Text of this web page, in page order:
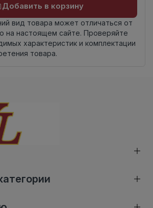
Добавить в корзину
вид товара может отличаться от
на настоящем сайте. Проверяйте
характеристик и комплектации
товара.